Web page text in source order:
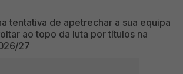
tentativa de apetrechar a sua equipa
ao topo da luta por títulos na
27